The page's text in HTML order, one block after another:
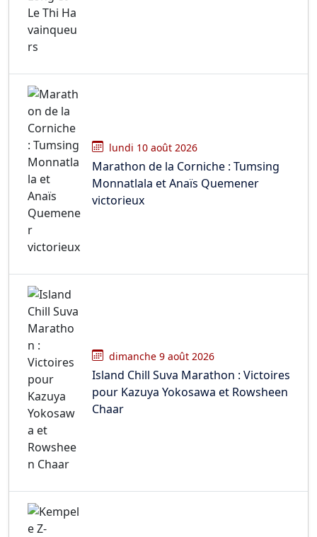
lundi 10 août 2026
Marathon de la Corniche : Tumsing
Monnatlala et Anaïs Quemener
victorieux
dimanche 9 août 2026
Island Chill Suva Marathon : Victoires
pour Kazuya Yokosawa et Rowsheen
Chaar